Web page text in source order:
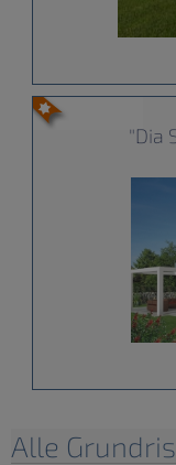
"Dia
Alle